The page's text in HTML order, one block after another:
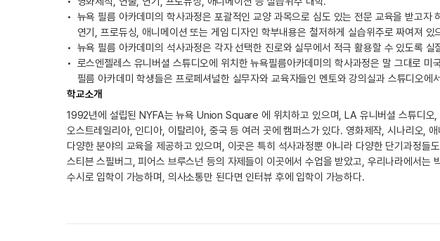
뉴욕 필름 아카데미의 학사과정은 포괄적인 교양 과목으로 심도 있는 전문 교육을 받고자
연기, 프로듀싱, 애니메이션 또는 게임 디자인 학부내용은 철저하게 실습위주로 짜여져
뉴욕 필름 아카데미의 석사과정은 각자 선택한 진로와 실무에서 적극 활용할 수 있도록
로스엔젤레스 유니버셜 스튜디오에 위치한 뉴욕필름아카데미의 학사과정은 말 그대로
필름 아카데미 학생들은 프로페셔널한 실무자와 교육자들인 멘토와 강의실과 스튜디오에
학교소개
1992년에 설립된 NYFA는 뉴욕 Union Square 에 위치하고 있으며, LA 유니버셜 스튜디오,
오스트레일리아, 인디아, 이탈리아, 중국 등 여러 곳에 캠퍼스가 있다. 영화제작, 시나리오,
다양한 분야의 교육을 제공하고 있으며, 이곳은 특히 석사과정뿐 아니라 다양한 단기과정들
스티븐 스필버그, 피어스 브루스넌 등의 자제들이 이곳에서 수업을 받았고, 우리나라에서는
수시로 입학이 가능하며, 의사소통만 된다면 인터뷰 후에 입학이 가능하다.